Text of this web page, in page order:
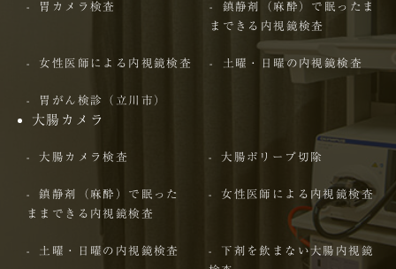
胃カメラ検査
鎮静剤（麻酔）で眠ったま
まできる内視鏡検査
女性医師による内視鏡検査 土曜・日曜の内視鏡検査
胃がん検診（立川市）
大腸カメラ
大腸カメラ検査 大腸ポリープ切除
鎮静剤（麻酔）で眠った
ままできる内視鏡検査
女性医師による内視鏡検査
土曜・日曜の内視鏡検査
下剤を飲まない大腸内視鏡